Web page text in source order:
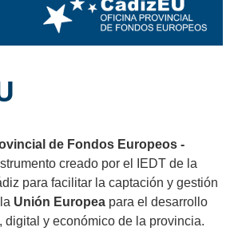
de Fondos Europeos -
creado por el IEDT de la
para facilitar la captación y gestión
Unión Europea para el desarrollo
digital y económico de la provincia.